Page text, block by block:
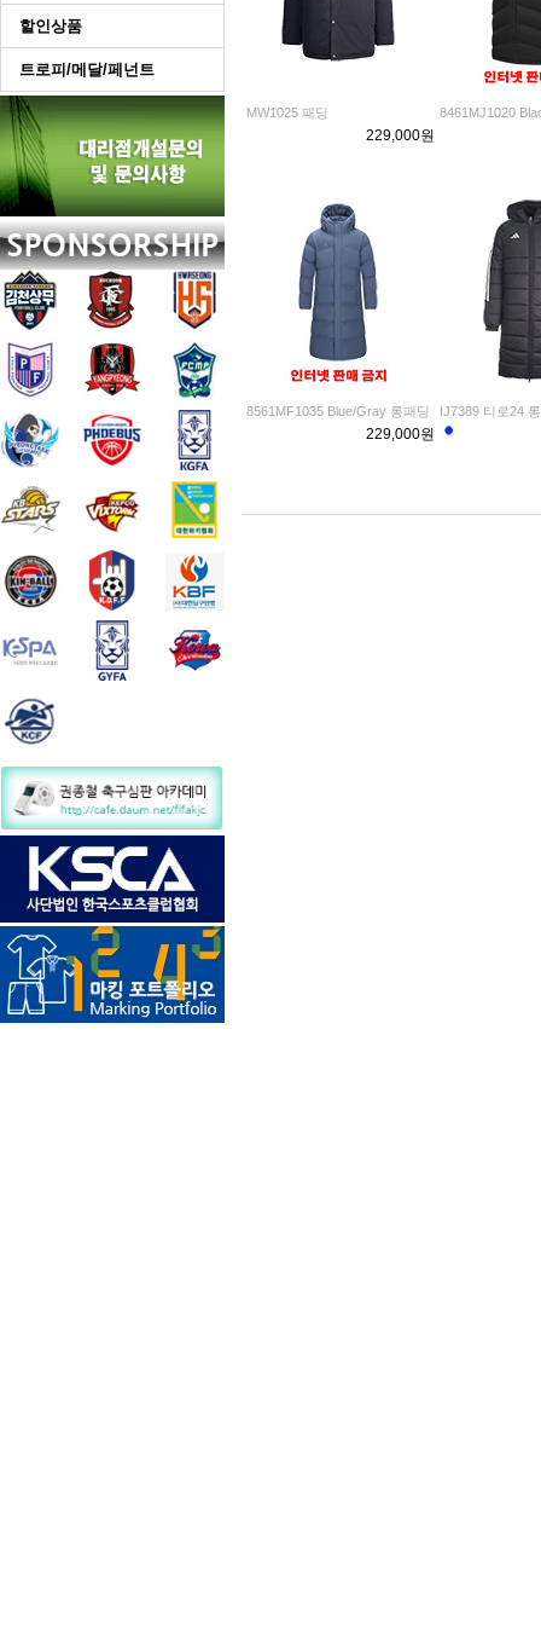
할인상품
트로피/메달/페넌트
MW1025 패딩
229,000원
8461MJ1020
8561MF1035 Blue/Gray 롱패딩
229,000원
IJ7389 티로24